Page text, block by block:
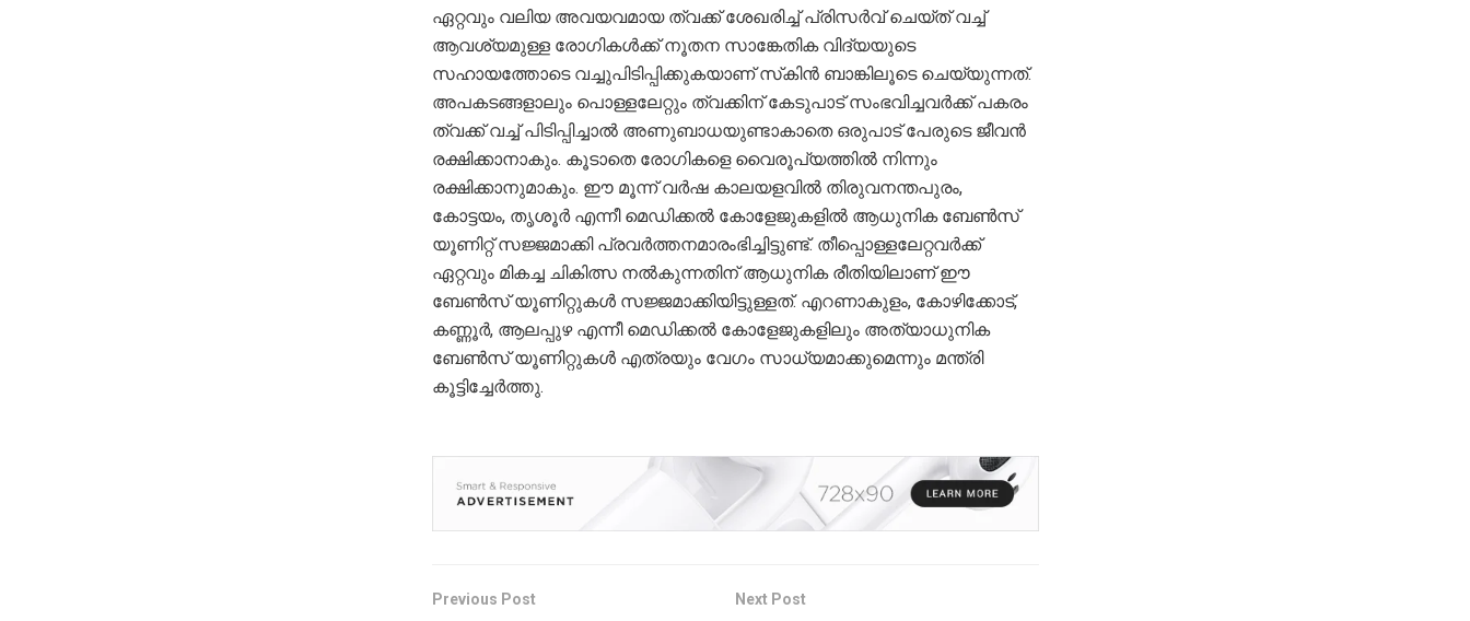
ഏറ്റവും വലിയ അവയവമായ ത്വക്ക് ശേഖരിച്ച് പ്രിസർവ് ചെയ്ത് വച്ച്
ആവശ്യമുള്ള രോഗികൾക്ക് നൂതന സാങ്കേതിക വിദ്യയുടെ
സഹായത്തോടെ വച്ചുപിടിപ്പിക്കുകയാണ് സ്‌കിൻ ബാങ്കിലൂടെ ചെയ്യുന്നത്.
അപകടങ്ങളാലും പൊള്ളലേറ്റും ത്വക്കിന് കേടുപാട് സംഭവിച്ചവർക്ക് പകരം
ത്വക്ക് വച്ച് പിടിപ്പിച്ചാൽ അണുബാധയുണ്ടാകാതെ ഒരുപാട് പേരുടെ ജീവൻ
രക്ഷിക്കാനാകും. കൂടാതെ രോഗികളെ വൈരൂപ്യത്തിൽ നിന്നും
രക്ഷിക്കാനുമാകും. ഈ മൂന്ന് വർഷ കാലയളവിൽ തിരുവനന്തപുരം,
കോട്ടയം, തൃശൂർ എന്നീ മെഡിക്കൽ കോളേജുകളിൽ ആധുനിക ബേൺസ്
യൂണിറ്റ് സജ്ജമാക്കി പ്രവർത്തനമാരംഭിച്ചിട്ടുണ്ട്. തീപ്പൊള്ളലേറ്റവർക്ക്
ഏറ്റവും മികച്ച ചികിത്സ നൽകുന്നതിന് ആധുനിക രീതിയിലാണ് ഈ
ബേൺസ് യൂണിറ്റുകൾ സജ്ജമാക്കിയിട്ടുള്ളത്. എറണാകുളം, കോഴിക്കോട്,
കണ്ണൂർ, ആലപ്പുഴ എന്നീ മെഡിക്കൽ കോളേജുകളിലും അത്യാധുനിക
ബേൺസ് യൂണിറ്റുകൾ എത്രയും വേഗം സാധ്യമാക്കുമെന്നും മന്ത്രി
കൂട്ടിച്ചേർത്തു.
Previous Post Next Post